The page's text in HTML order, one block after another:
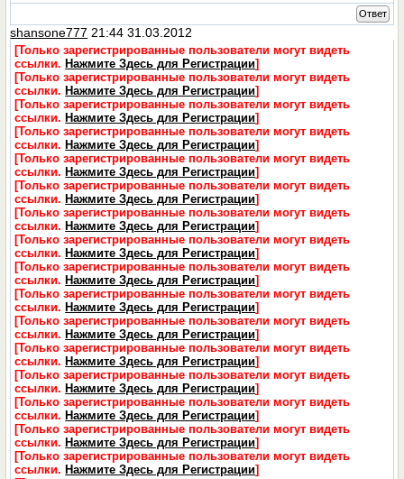
Ответ
shansone777 21:44 31.03.2012
[Только зарегистрированные пользователи могут видеть
ссылки. Нажмите Здесь для Регистрации]
[Только зарегистрированные пользователи могут видеть
ссылки. Нажмите Здесь для Регистрации]
[Только зарегистрированные пользователи могут видеть
ссылки. Нажмите Здесь для Регистрации]
[Только зарегистрированные пользователи могут видеть
ссылки. Нажмите Здесь для Регистрации]
[Только зарегистрированные пользователи могут видеть
ссылки. Нажмите Здесь для Регистрации]
[Только зарегистрированные пользователи могут видеть
ссылки. Нажмите Здесь для Регистрации]
[Только зарегистрированные пользователи могут видеть
ссылки. Нажмите Здесь для Регистрации]
[Только зарегистрированные пользователи могут видеть
ссылки. Нажмите Здесь для Регистрации]
[Только зарегистрированные пользователи могут видеть
ссылки. Нажмите Здесь для Регистрации]
[Только зарегистрированные пользователи могут видеть
ссылки. Нажмите Здесь для Регистрации]
[Только зарегистрированные пользователи могут видеть
ссылки. Нажмите Здесь для Регистрации]
[Только зарегистрированные пользователи могут видеть
ссылки. Нажмите Здесь для Регистрации]
[Только зарегистрированные пользователи могут видеть
ссылки. Нажмите Здесь для Регистрации]
[Только зарегистрированные пользователи могут видеть
ссылки. Нажмите Здесь для Регистрации]
[Только зарегистрированные пользователи могут видеть
ссылки. Нажмите Здесь для Регистрации]
[Только зарегистрированные пользователи могут видеть
ссылки. Нажмите Здесь для Регистрации]